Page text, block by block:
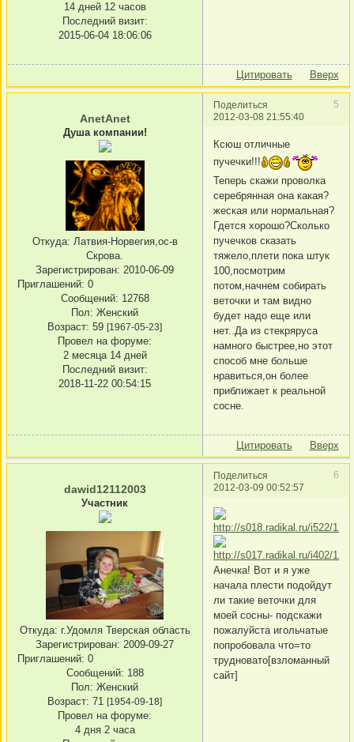
14 дней 12 часов
Последний визит:
2015-06-04 18:06:06
Цитировать Вверх
Поделиться
5
2012-03-08 21:55:40
AnetAnet
Душа компании!
Откуда: Латвия-Норвегия,ос-в
Скрова.
Зарегистрирован: 2010-06-09
Приглашений: 0
Сообщений: 12768
Пол: Женский
Возраст: 59 [1967-05-23]
Провел на форуме:
2 месяца 14 дней
Последний визит:
2018-11-22 00:54:15
Ксюш отличные
пучечки!!!
Теперь скажи проволка
серебрянная она какая?
жеская или нормальная?
Гдется хорошо?Сколько
пучечков сказать
тяжело,плети пока штук
100,посмотрим
потом,начнем собирать
веточки и там видно
будет надо еще или
нет..Да из стекряруса
намного быстрее,но этот
способ мне больше
нравиться,он более
приближает к реальной
сосне.
Цитировать Вверх
Поделиться
6
2012-03-09 00:52:57
dawid12112003
Участник
Откуда: г.Удомля Тверская область
Зарегистрирован: 2009-09-27
Приглашений: 0
Сообщений: 188
Пол: Женский
Возраст: 71 [1954-09-18]
Провел на форуме:
4 дня 2 часа
Анечка! Вот и я уже
начала плести подойдут
ли такие веточки для
моей сосны- подскажи
пожалуйста игольчатые
попробовала что=то
трудновато[взломанный
сайт]